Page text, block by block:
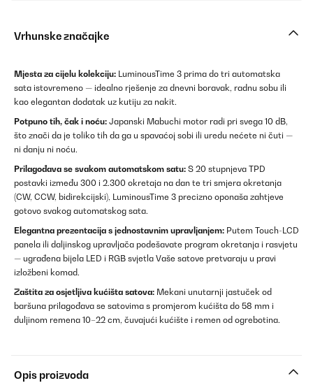
Vrhunske značajke
Mjesta za cijelu kolekciju: LuminousTime 3 prima do tri automatska
sata istovremeno — idealno rješenje za dnevni boravak, radnu sobu ili
kao elegantan dodatak uz kutiju za nakit.
Potpuno tih, čak i noću: Japanski Mabuchi motor radi pri svega 10 dB,
što znači da je toliko tih da ga u spavaćoj sobi ili uredu nećete ni čuti —
ni danju ni noću.
Prilagođava se svakom automatskom satu: S 20 stupnjeva TPD
postavki između 300 i 2.300 okretaja na dan te tri smjera okretanja
(CW, CCW, bidirekcijski), LuminousTime 3 precizno oponaša zahtjeve
gotovo svakog automatskog sata.
Elegantna prezentacija s jednostavnim upravljanjem: Putem Touch-LCD
panela ili daljinskog upravljača podešavate program okretanja i rasvjetu
— ugrađena bijela LED i RGB svjetla Vaše satove pretvaraju u pravi
izložbeni komad.
Zaštita za osjetljiva kućišta satova: Mekani unutarnji jastuček od
baršuna prilagođava se satovima s promjerom kućišta do 58 mm i
duljinom remena 10–22 cm, čuvajući kućište i remen od ogrebotina.
Opis proizvoda